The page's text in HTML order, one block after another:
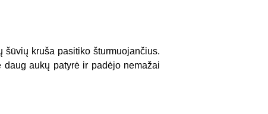
kruša pasitiko šturmuojančius.
daug aukų patyrė ir padėjo nemažai